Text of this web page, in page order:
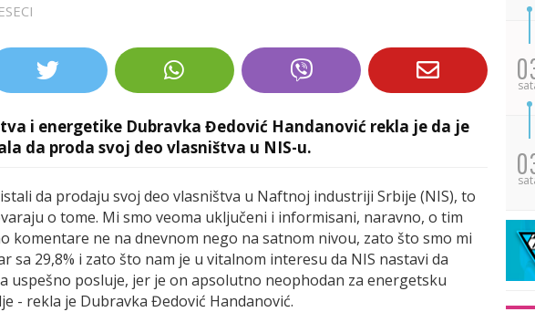
i energetike Dubravka Đedović Handanović rekla je da je
da proda svoj deo vlasništva u NIS-u.
da prodaju svoj deo vlasništva u Naftnoj industriji Srbije (NIS), to
o tome. Mi smo veoma uključeni i informisani, naravno, o tim
komentare ne na dnevnom nego na satnom nivou, zato što smo mi
sa 29,8% i zato što nam je u vitalnom interesu da NIS nastavi da
uspešno posluje, jer je on apsolutno neophodan za energetsku
- rekla je Dubravka Đedović Handanović.